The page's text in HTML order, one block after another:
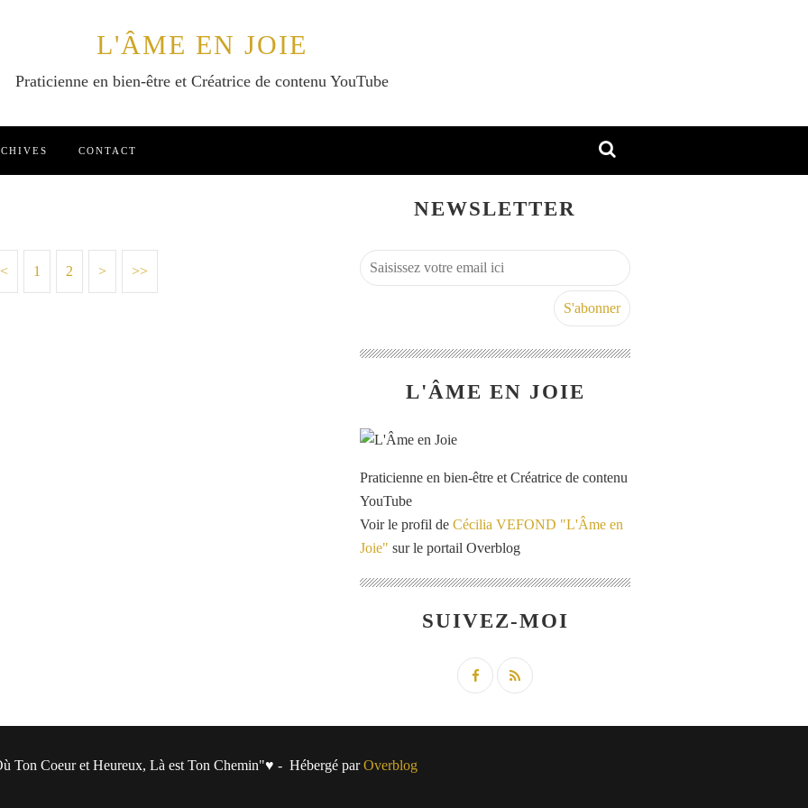
L'ÂME EN JOIE
Praticienne en bien-être et Créatrice de contenu YouTube
CONTACT
< 1 2 > >>
NEWSLETTER
L'ÂME EN JOIE
Praticienne en bien-être et Créatrice de contenu
YouTube
Voir le profil de Cécilia VEFOND "L'Âme en
Joie" sur le portail Overblog
SUIVEZ-MOI
Ton Coeur et Heureux, Là est Ton Chemin"♥ - Hébergé parOverblog